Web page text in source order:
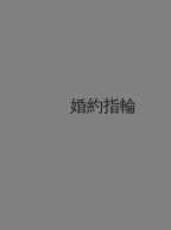
婚約指輪